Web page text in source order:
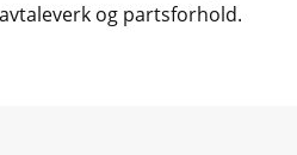
og partsforhold.